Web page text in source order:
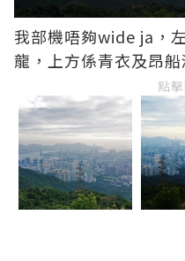
我部機唔夠wide ja，
龍，上方係青衣及昂
點